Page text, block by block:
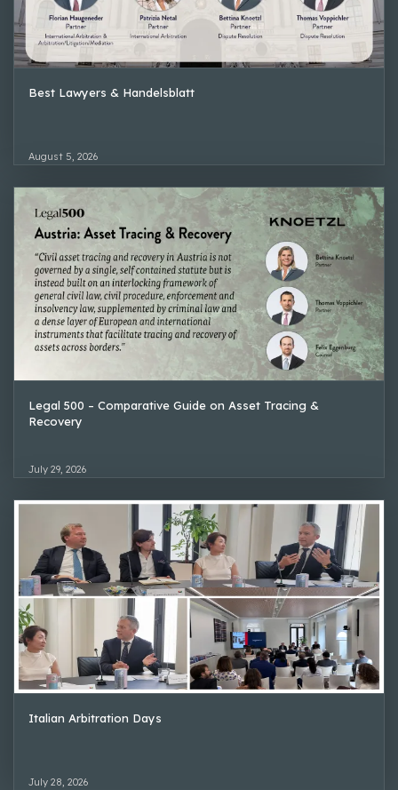
Best Lawyers & Handelsblatt
August 5, 2026
Legal 500 – Comparative Guide on Asset Tracing &
Recovery
July 29, 2026
Italian Arbitration Days
July 28, 2026